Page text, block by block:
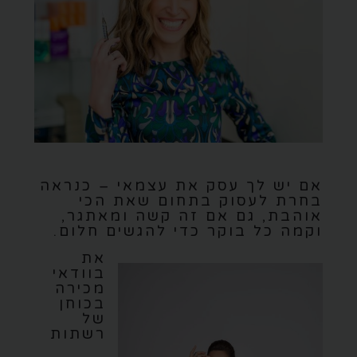
אם יש לך עסק את עצמאי – כנראה
בחרת לעסוק בתחום שאת הכי
אוהבת, גם אם זה קשה ומאתגר,
וקמה כל בוקר כדי להגשים חלום.
את
בוודאי
מכירה
בכוחן
של
רשתות